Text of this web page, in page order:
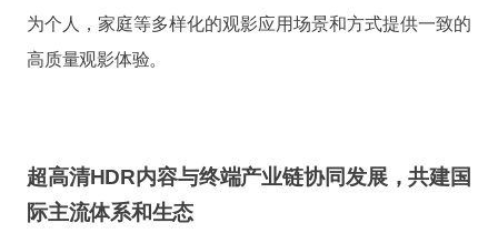
为个人，家庭等多样化的观影应用场景和方式提供一致的
高质量观影体验。
超高清HDR内容与终端产业链协同发展，共建国
际主流体系和生态